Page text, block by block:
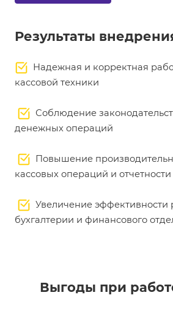
Результаты
Надежная и корректная
кассовой техники
Соблюдение
денежных операций
Повышение
кассовых операций и отчетности
Увеличение эффективности
бухгалтерии и финансового
Выгоды при